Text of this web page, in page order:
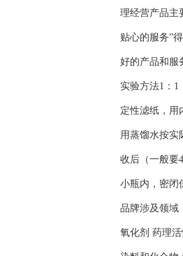
理经营产品主
贴心的服务”
好的产品和服
实验方法1：
定性滤纸，用
用蒸馏水按实
收后（一般要
小瓶内，密闭
品牌涉及领域
氧化剂 药理